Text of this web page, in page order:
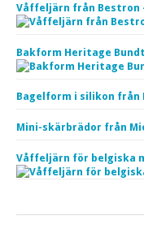
Våffeljärn från Bestron
Bakform Heritage
Bagelform i silikon från
Mini-skärbrädor från
Våffeljärn för belgiska